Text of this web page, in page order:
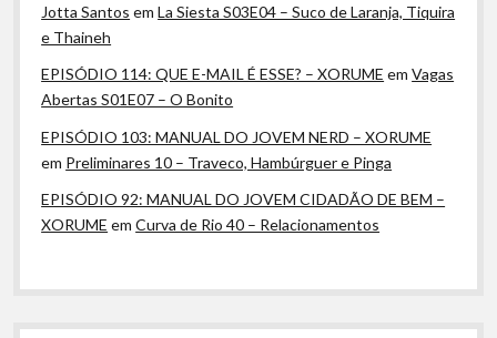
Jotta Santos emLa Siesta S03E04 – Suco de Laranja, Tiquira
e Thaineh
EPISÓDIO 114: QUE E-MAIL É ESSE? – XORUME emVagas
Abertas S01E07 – O Bonito
EPISÓDIO 103: MANUAL DO JOVEM NERD – XORUME
em Preliminares 10 – Traveco, Hambúrguer e Pinga
EPISÓDIO 92: MANUAL DO JOVEM CIDADÃO DE BEM –
XORUME emCurva de Rio 40 – Relacionamentos